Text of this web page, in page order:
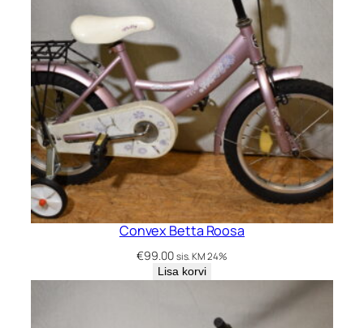
Convex Betta Roosa
€99.00 sis. KM 24%
Lisa korvi